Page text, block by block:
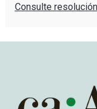
Consulte